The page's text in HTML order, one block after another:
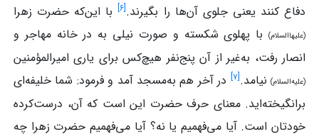
دفاع کنند یعنی جلوی آن‌ها را بگیرند.[۶]با این‌که حضرت زهرا
(علیهاالسلام) با پهلوی شکسته و صورت نیلی به در خانه مهاجر و
انصار رفت، به‌غیر از آن پنج‌نفر هیچ‌کس برای یاری امیرالمؤمنین
(علیه‌السلام)نیامد.[۷] در آخر هم به‌مسجد آمد و فرمود: شما خلیفه‌ای
برانگیخته‌اید. معنای حرف حضرت این است که آن، درست‌کرده
خودتان است. آیا می‌فهمیم یا نه؟ آیا می‌فهمیم حضرت زهرا چه